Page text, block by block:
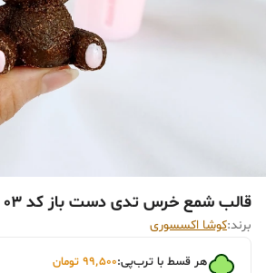
قالب شمع خرس تدی دست باز کد 03
برند:کوشا اکسسوری
هر قسط با ترب‌پی:۹۹٬۵۰۰ تومان